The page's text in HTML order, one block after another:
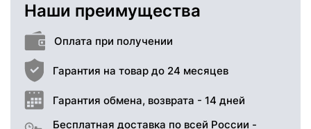
Наши преимущества
Оплата при получении
Гарантия на товар до 24 месяцев
Гарантия обмена, возврата - 14 дней
Бесплатная доставка по всей России -